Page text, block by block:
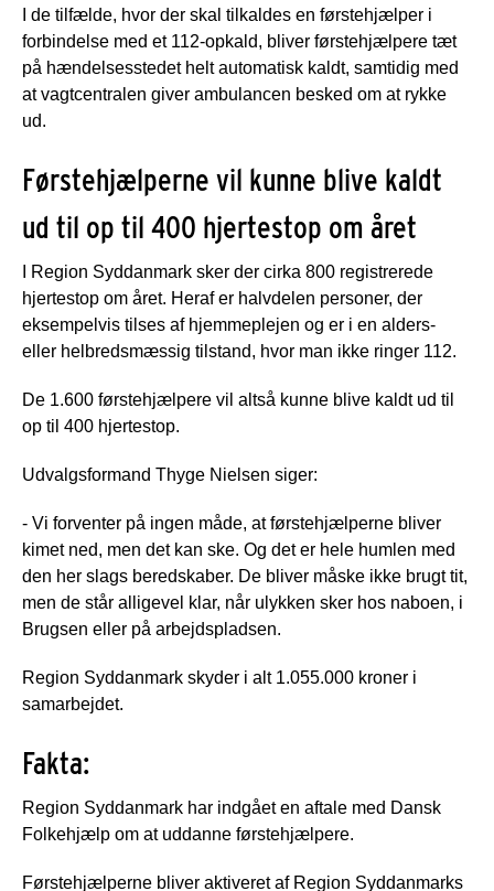
I de tilfælde, hvor der skal tilkaldes en førstehjælper i
forbindelse med et 112-opkald, bliver førstehjælpere tæt
på hændelsesstedet helt automatisk kaldt, samtidig med
at vagtcentralen giver ambulancen besked om at rykke
ud.
Førstehjælperne vil kunne blive kaldt
ud til op til 400 hjertestop om året
I Region Syddanmark sker der cirka 800 registrerede
hjertestop om året. Heraf er halvdelen personer, der
eksempelvis tilses af hjemmeplejen og er i en alders-
eller helbredsmæssig tilstand, hvor man ikke ringer 112.
De 1.600 førstehjælpere vil altså kunne blive kaldt ud til
op til 400 hjertestop.
Udvalgsformand Thyge Nielsen siger:
- Vi forventer på ingen måde, at førstehjælperne bliver
kimet ned, men det kan ske. Og det er hele humlen med
den her slags beredskaber. De bliver måske ikke brugt tit,
men de står alligevel klar, når ulykken sker hos naboen, i
Brugsen eller på arbejdspladsen.
Region Syddanmark skyder i alt 1.055.000 kroner i
samarbejdet.
Fakta:
Region Syddanmark har indgået en aftale med Dansk
Folkehjælp om at uddanne førstehjælpere.
Førstehjælperne bliver aktiveret af Region Syddanmarks